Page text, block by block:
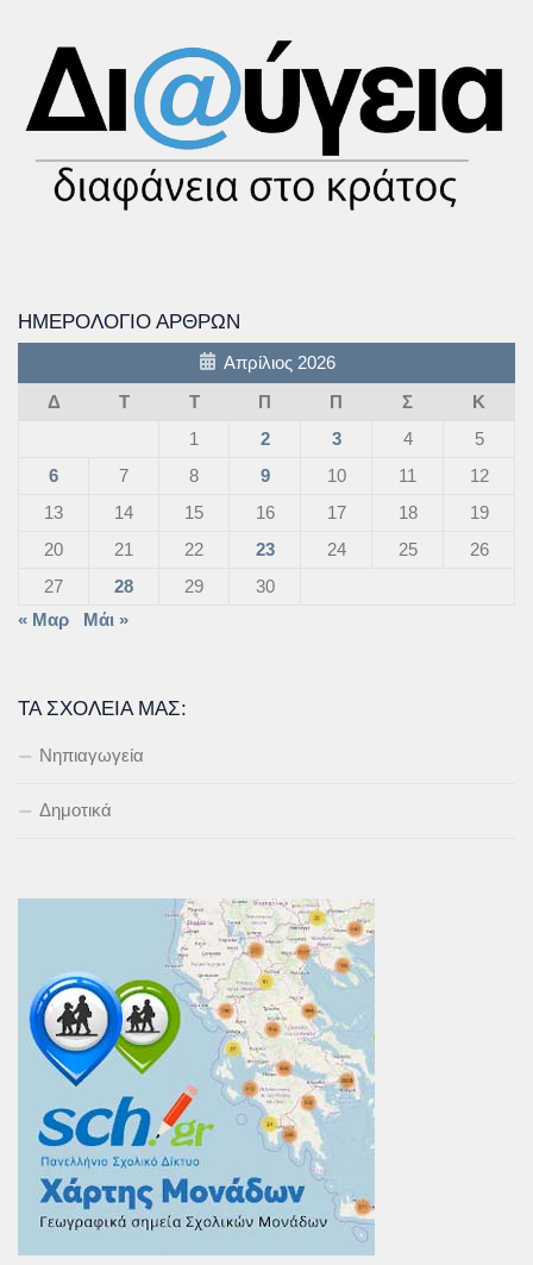
ΗΜΕΡΟΛΌΓΙΟ ΆΡΘΡΩΝ
Απρίλιος 2026
Δ
Τ Τ Π Π Σ
Κ
1
2 3 4
5
6
7 8 9 10 11
12
13
14 15 16 17 18
19
20
21 22 23 24 25
26
27
28 29
30
« Μαρ
Μάι »
ΤΑ ΣΧΟΛΕΊΑ ΜΑΣ:
Νηπιαγωγεία
Δημοτικά